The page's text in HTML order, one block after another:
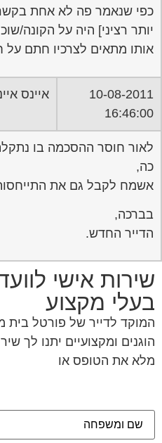
כפי שנאמר פה לא אחת בקשר
יותר רציני] היה על הקונה/
אותו מתאים לצרכיו חתם על
10-08-2011
16:46:00
איינס
לאור חוסר ההסכמה בו
כה,
אשמח לקבל גם את
בברכה,
הדייר החדש.
שירות אישי
בעלי מקצוע
המוקד לדייר של פורטל בית
הוגנים ומקצועיים יתנו לך
מלא את הטופס אולחץ